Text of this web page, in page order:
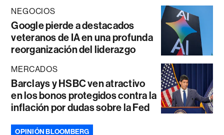
NEGOCIOS
Google pierde a destacados
veteranos de IA en una profunda
reorganización del liderazgo
MERCADOS
Barclays y HSBC ven atractivo
en los bonos protegidos contra la
inflación por dudas sobre la Fed
OPINIÓN BLOOMBERG